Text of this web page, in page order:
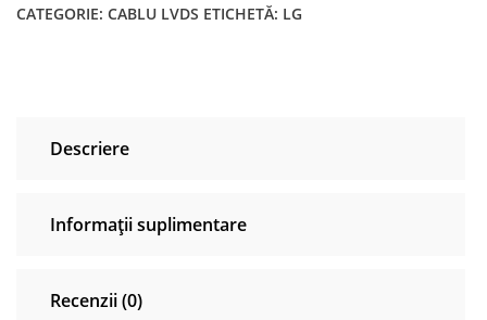
tcon-
CATEGORIE: CABLU LVDS ETICHETĂ: LG
Descriere
Informații suplimentare
Recenzii (0)